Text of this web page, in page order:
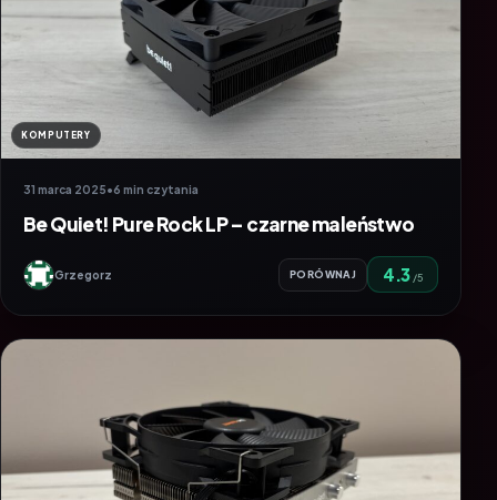
KOMPUTERY
31 marca 2025•6 min czytania
Be Quiet! Pure Rock LP – czarne maleństwo
Grzegorz PORÓWNAJ 4.3 /5